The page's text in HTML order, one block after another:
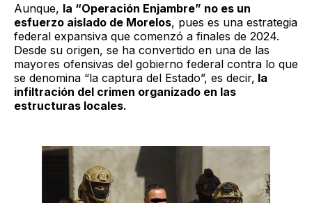
Aunque, la “Operación Enjambre” no es un
esfuerzo aislado de Morelos, pues es una estrategia
federal expansiva que comenzó a finales de 2024.
Desde su origen, se ha convertido en una de las
mayores ofensivas del gobierno federal contra lo que
se denomina “la captura del Estado”, es decir, la
infiltración del crimen organizado en las
estructuras locales.